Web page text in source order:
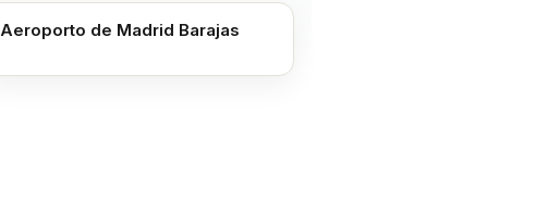
Aeroporto de Madrid Barajas